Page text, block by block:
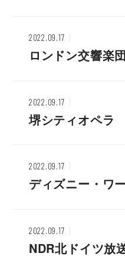
2022.09.17
ロンドン交響楽
2022.09.17
堺シティオペラ
2022.09.17
ディズニー・ワ
2022.09.17
NDR北ドイツ放